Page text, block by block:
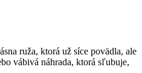
ruža, ktorá už síce povädla, ale
vábivá náhrada, ktorá sľubuje,